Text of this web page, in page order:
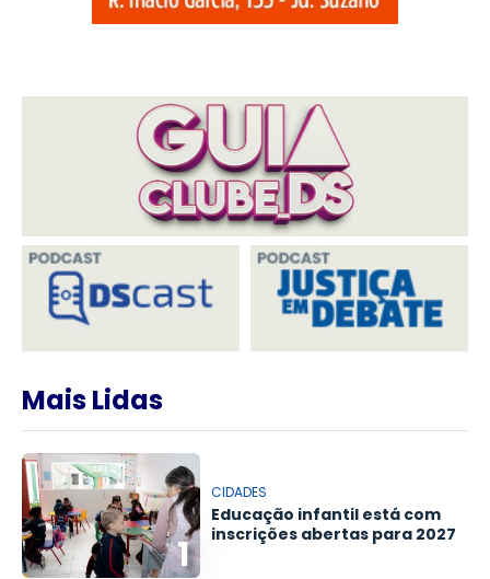
Mais Lidas
1
CIDADES
Educação infantil está com
inscrições abertas para 2027